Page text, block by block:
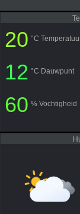
20 °C
12 °C Dauwpunt
60 % Vochtigheid